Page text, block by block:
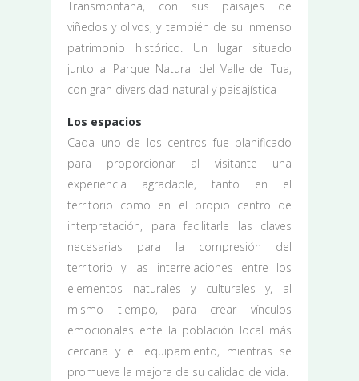
Transmontana, con sus paisajes de
viñedos y olivos, y también de su inmenso
patrimonio histórico. Un lugar situado
junto al Parque Natural del Valle del Tua,
con gran diversidad natural y paisajística
Los espacios
Cada uno de los centros fue planificado
para proporcionar al visitante una
experiencia agradable, tanto en el
territorio como en el propio centro de
interpretación, para facilitarle las claves
necesarias para la compresión del
territorio y las interrelaciones entre los
elementos naturales y culturales y, al
mismo tiempo, para crear vínculos
emocionales ente la población local más
cercana y el equipamiento, mientras se
promueve la mejora de su calidad de vida.